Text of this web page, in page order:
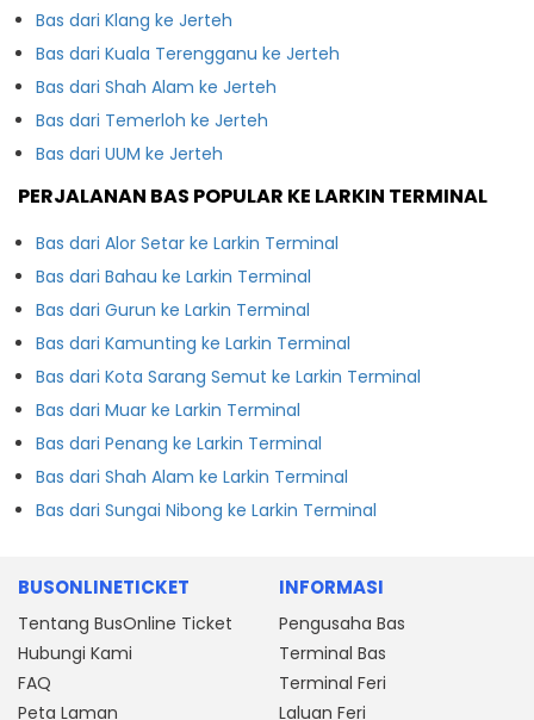
Bas dari Klang ke Jerteh
Bas dari Kuala Terengganu ke Jerteh
Bas dari Shah Alam ke Jerteh
Bas dari Temerloh ke Jerteh
Bas dari UUM ke Jerteh
PERJALANAN BAS POPULAR KE LARKIN TERMINAL
Bas dari Alor Setar ke Larkin Terminal
Bas dari Bahau ke Larkin Terminal
Bas dari Gurun ke Larkin Terminal
Bas dari Kamunting ke Larkin Terminal
Bas dari Kota Sarang Semut ke Larkin Terminal
Bas dari Muar ke Larkin Terminal
Bas dari Penang ke Larkin Terminal
Bas dari Shah Alam ke Larkin Terminal
Bas dari Sungai Nibong ke Larkin Terminal
BUSONLINETICKET
Tentang BusOnline Ticket
Hubungi Kami
FAQ
Peta Laman
INFORMASI
Pengusaha Bas
Terminal Bas
Terminal Feri
Laluan Feri